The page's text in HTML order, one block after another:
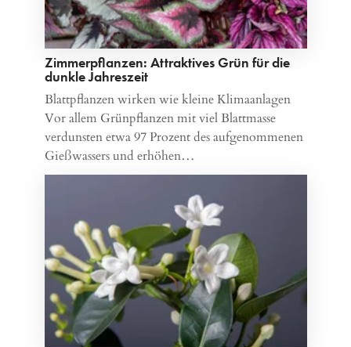
Zimmerpflanzen: Attraktives Grün für die
dunkle Jahreszeit
Blattpflanzen wirken wie kleine Klimaanlagen
Vor allem Grünpflanzen mit viel Blattmasse
verdunsten etwa 97 Prozent des aufgenommenen
Gießwassers und erhöhen…